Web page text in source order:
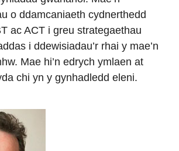
o ddamcaniaeth cydnerthedd
ac ACT i greu strategaethau
i ddewisiadau’r rhai y mae’n
Mae hi’n edrych ymlaen at
chi yn y gynhadledd eleni.